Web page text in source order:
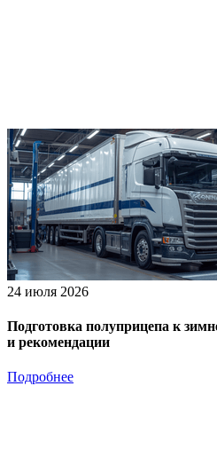
24 июля 2026
Подготовка полуприцепа к
и рекомендации
Подробнее